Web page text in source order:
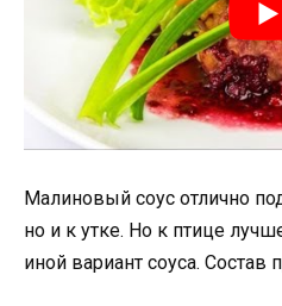
Малиновый соус отлично
но и к утке. Но к птице
иной вариант соуса. Состав